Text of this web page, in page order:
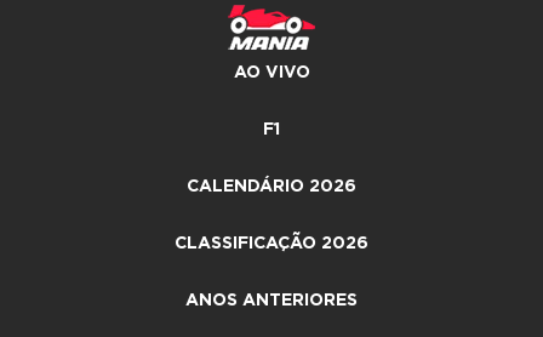
AO VIVO
F1
CALENDÁRIO 2026
CLASSIFICAÇÃO 2026
ANOS ANTERIORES